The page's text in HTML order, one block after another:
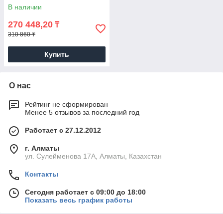
В наличии
270 448,20 ₸
310 860 ₸
Купить
О нас
Рейтинг не сформирован
Менее 5 отзывов за последний год
Работает с 27.12.2012
г. Алматы
ул. Сулейменова 17А, Алматы, Казахстан
Контакты
Сегодня работает с 09:00 до 18:00
Показать весь график работы